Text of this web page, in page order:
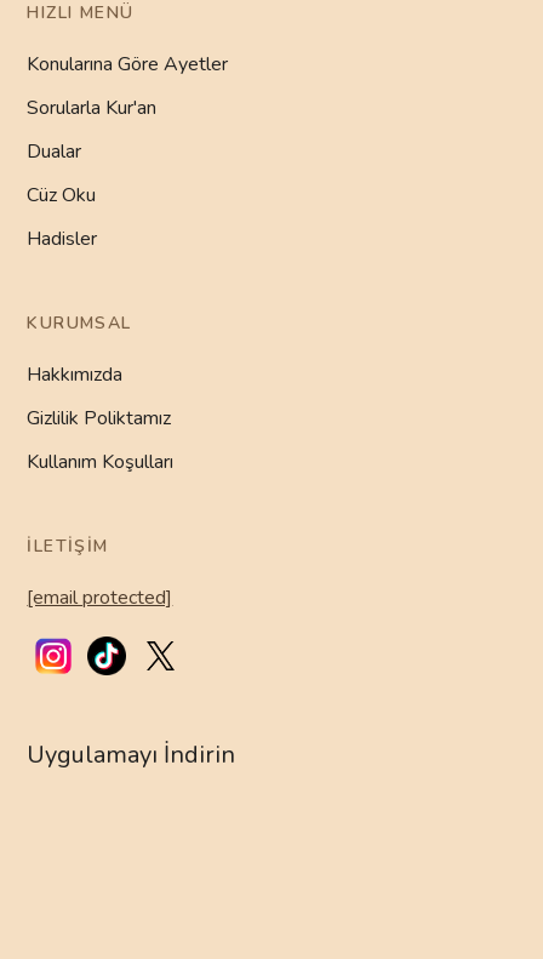
HIZLI MENÜ
Konularına Göre Ayetler
Sorularla Kur'an
Dualar
Cüz Oku
Hadisler
KURUMSAL
Hakkımızda
Gizlilik Poliktamız
Kullanım Koşulları
İLETIŞIM
[email protected]
Uygulamayı İndirin